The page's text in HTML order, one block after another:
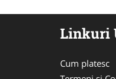
Linkuri
Cum platesc